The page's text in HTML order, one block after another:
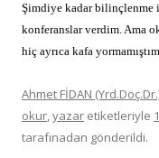
Şimdiye kadar bilinçlenme
konferanslar verdim. Ama
hiç ayrıca kafa
Ahmet FİDAN
okur,yazar etiketleriyle
tarafınadan gönderildi.